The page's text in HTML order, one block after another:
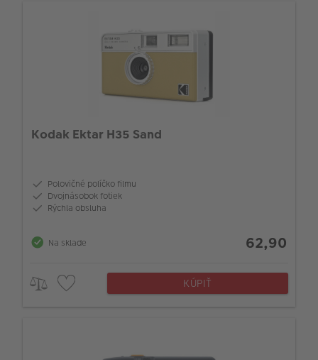
Kodak Ektar H35 Sand
Polovičné políčko filmu
Dvojnásobok fotiek
Rýchla obsluha
Na sklade 62,90
KÚPIŤ